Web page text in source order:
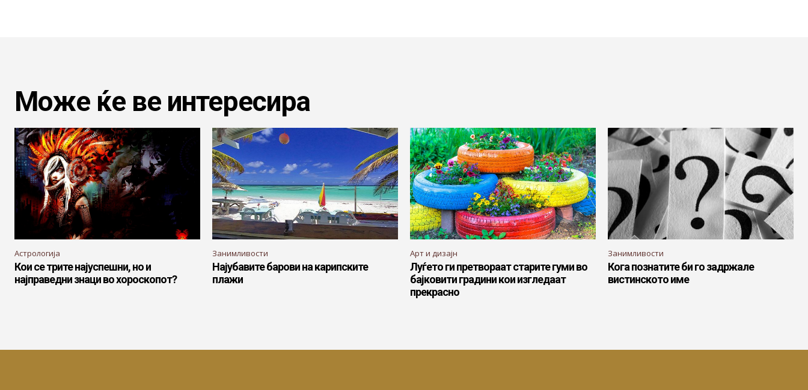
Може ќе ве интересира
Астрологија
Кои се трите најуспешни, но и
најправедни знаци во хороскопот?
Занимливости
Најубавите барови на карипските
плажи
Арт и дизајн
Луѓето ги претвораат старите гуми во
бајковити градини кои изгледаат
прекрасно
Занимливости
Кога познатите би го задржале
вистинското име